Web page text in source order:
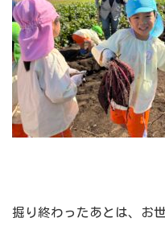
掘り終わったあとは、お